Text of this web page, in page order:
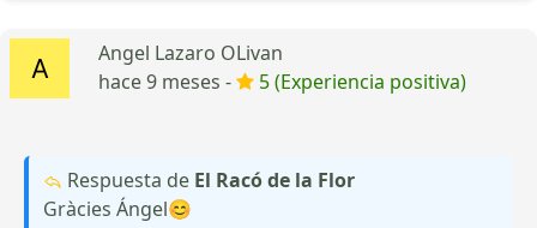
Angel Lazaro OLivan
hace 9 meses -
5 (Experiencia positiva)
Respuesta de El Racó de la Flor
Gràcies Ángel😊